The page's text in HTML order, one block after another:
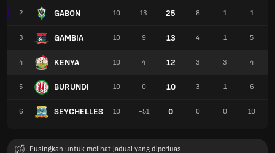
2 GABON
3 GAMBIA
4 KENYA
5 BURUNDI
6 SEYCHELLES
10 13 25 8 1 1
10 9 13 4 1 5
10 4 12 3 3 4
10 0 10 3 1 6
10 -51 0 0 0 10
Pusingkan untuk melihat jadual yang diperluas